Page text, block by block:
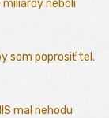
neboli
som poprosiť tel.
mal nehodu